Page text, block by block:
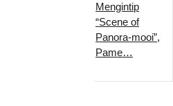
Mengintip
“Scene of
Panora-mooi”,
Pame…